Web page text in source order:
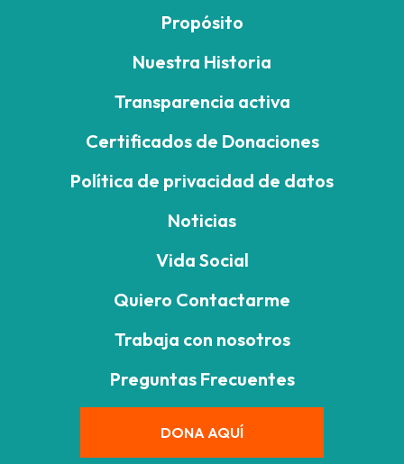
Propósito
Nuestra Historia
Transparencia activa
Certificados de Donaciones
Política de privacidad de datos
Noticias
Vida Social
Quiero Contactarme
Trabaja con nosotros
Preguntas Frecuentes
DONA AQUÍ